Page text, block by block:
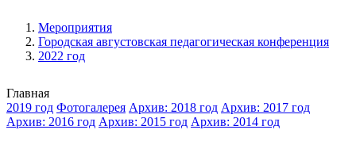
Мероприятия
Городская августовская педагогическая конференция
2022 год
Главная
2019 год Фотогалерея Архив: 2018 год Архив: 2017 год
Архив: 2016 год Архив: 2015 год Архив: 2014 год